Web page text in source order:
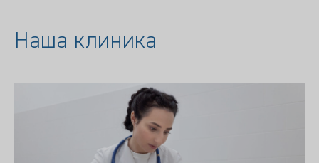
Наша клиника